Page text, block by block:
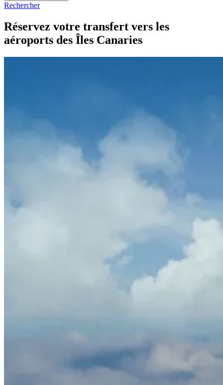
Rechercher
Réservez votre transfert vers les
aéroports des Îles Canaries